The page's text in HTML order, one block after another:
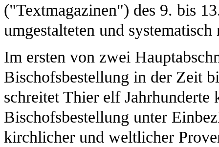
("Textmagazinen") des 9. bis
umgestalteten und
Im ersten von zwei
Bischofsbestellung in der Zeit
schreitet Thier elf
Bischofsbestellung unter
kirchlicher und weltlicher